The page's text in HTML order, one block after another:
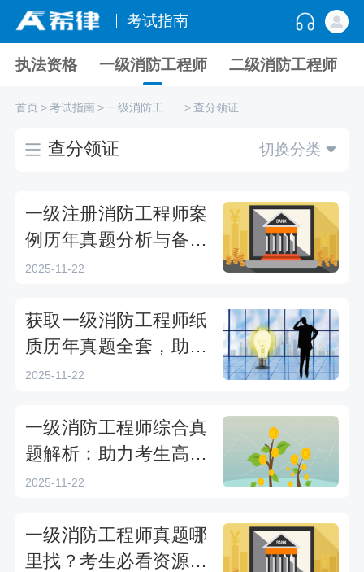
考试指南
执法资格 一级消防工程师 二级消防工程师
首页>考试指南> > 查分领证
查分领证 切换分类
一级注册消防工程师案
例历年真题分析与备考
策略
2025-11-22
获取一级消防工程师纸
质历年真题全套，助力
高效备考
2025-11-22
一级消防工程师综合真
题解析：助力考生高效
估分与备考
2025-11-22
一级消防工程师真题哪
里找？考生必看资源汇